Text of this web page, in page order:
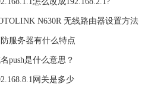
N630R 无线路由器设置方法
服务器有什么特点
push是什么意思？
网关是多少